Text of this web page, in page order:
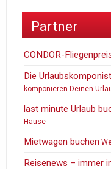
Partner
CONDOR-
Die
komponieren Deinen
last minute Urlaub
Hause
Mietwagen buchen
Reisenews – immer